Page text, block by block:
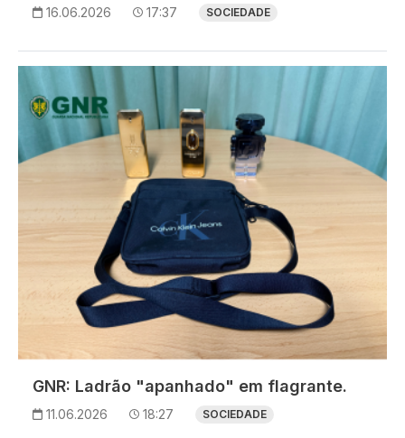
16.06.2026 17:37 SOCIEDADE
GNR: Ladrão "apanhado" em flagrante.
11.06.2026 18:27 SOCIEDADE